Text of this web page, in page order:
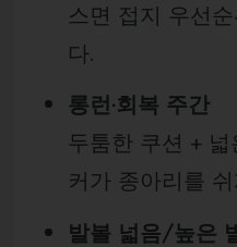
스면 접지 우선
다.
롱런·회복 주간
두툼한 쿠션 +
커가 종아리를
발볼 넓음/높은